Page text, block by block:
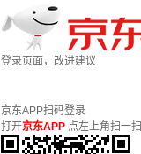
登录页面，改进建议
京东APP扫码登录
打开京东APP 点左上角扫一扫